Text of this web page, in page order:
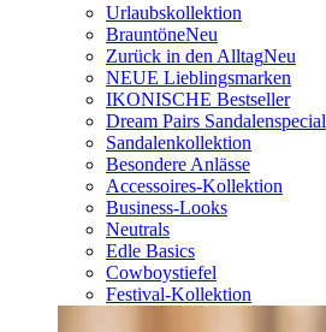
Urlaubskollektion
BrauntöneNeu
Zurück in den AlltagNeu
NEUE Lieblingsmarken
IKONISCHE Bestseller
Dream Pairs Sandalenspecial
Sandalenkollektion
Besondere Anlässe
Accessoires-Kollektion
Business-Looks
Neutrals
Edle Basics
Cowboystiefel
Festival-Kollektion